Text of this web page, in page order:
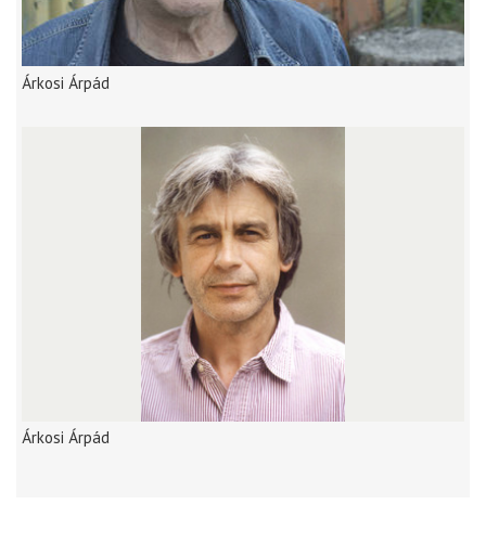
Árkosi Árpád
Árkosi Árpád